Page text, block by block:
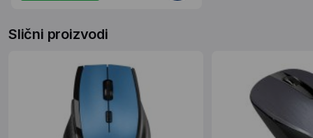
Slični proizvodi